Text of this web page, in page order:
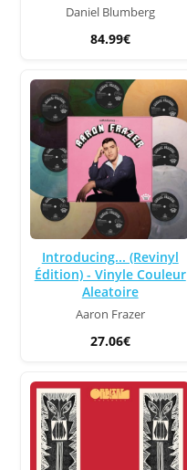
Daniel Blumberg
84.99€
Introducing... (Revinyl
Édition) - Vinyle Couleur
Aleatoire
Aaron Frazer
27.06€